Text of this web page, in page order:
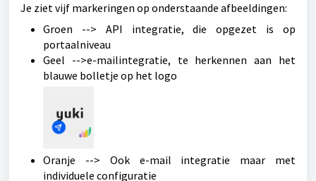
Je ziet vijf markeringen op onderstaande afbeeldingen:
Groen --> API integratie, die opgezet is op
portaalniveau
Geel -->e-mailintegratie, te herkennen aan het
blauwe bolletje op het logo
Oranje --> Ook e-mail integratie maar met
individuele configuratie